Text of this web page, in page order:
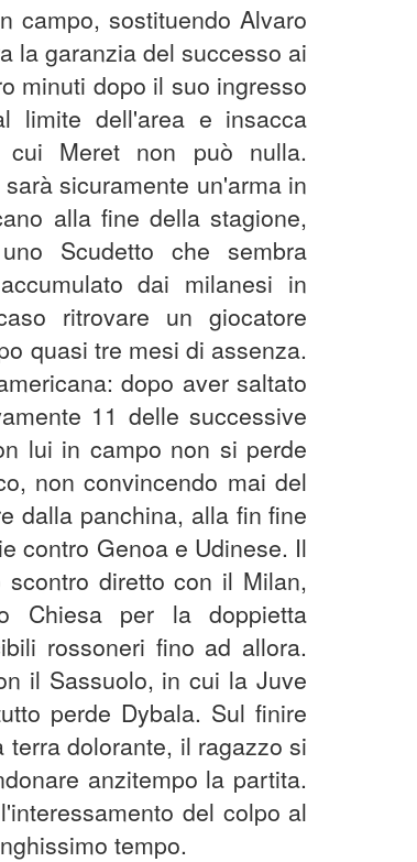
campo, sostituendo Alvaro
la garanzia del successo ai
minuti dopo il suo ingresso
limite dell'area e insacca
Meret non può nulla.
sicuramente un'arma in
alla fine della stagione,
Scudetto che sembra
dai milanesi in
ritrovare un giocatore
quasi tre mesi di assenza.
dopo aver saltato
11 delle successive
lui in campo non si perde
non convincendo mai del
dalla panchina, alla fin fine
contro Genoa e Udinese. Il
diretto con il Milan,
Chiesa per la doppietta
rossoneri fino ad allora.
il Sassuolo, in cui la Juve
perde Dybala. Sul finire
dolorante, il ragazzo si
anzitempo la partita.
del colpo al
tempo.